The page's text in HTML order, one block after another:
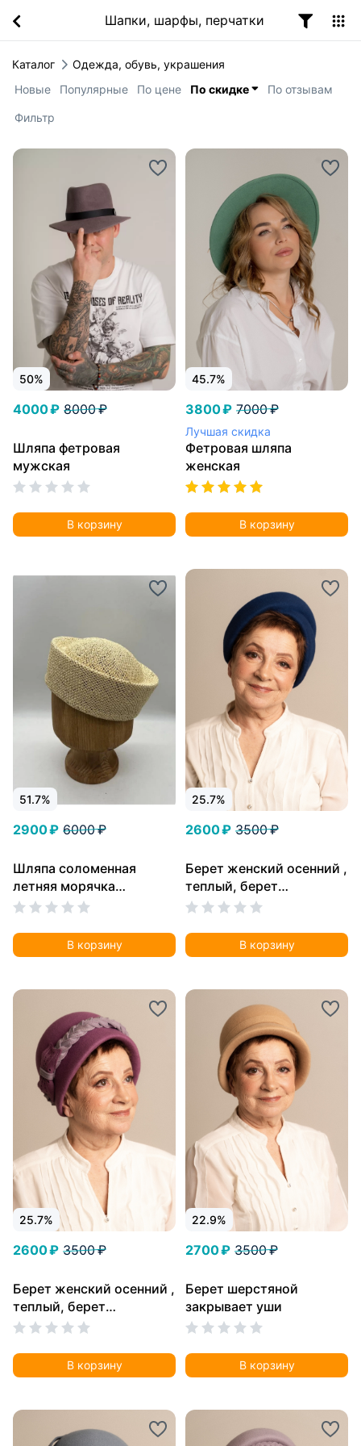
Шапки, шарфы, перчатки
Каталог
Одежда, обувь, украшения
Новые
Популярные По цене По скидке По отзывам
Фильтр
50%
4000 ₽ 8000 ₽
Шляпа фетровая
мужская
В корзину
45.7%
3800 ₽ 7000 ₽
Лучшая скидка
Фетровая шляпа
женская
В корзину
51.7%
2900 ₽ 6000 ₽
Шляпа соломенная
летняя морячка
таблетка
В корзину
25.7%
2600 ₽ 3500 ₽
Берет женский осенний ,
теплый, берет
шерстяной, берет
уши.
В корзину
25.7%
2600 ₽ 3500 ₽
Берет женский осенний ,
теплый, берет
шерстяной, берет
уши.
В корзину
22.9%
2700 ₽ 3500 ₽
Берет шерстяной
закрывает уши
В корзину